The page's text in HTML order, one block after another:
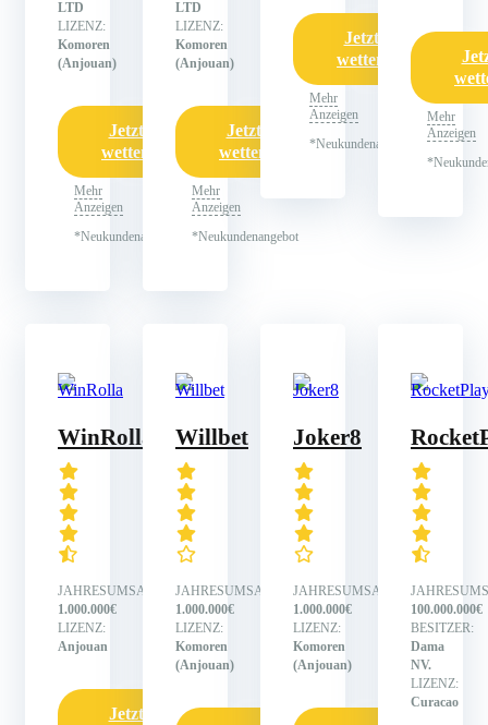
LTD
LIZENZ:
Komoren
(Anjouan)
Jetzt
wetten
Mehr
Anzeigen
*Neukundenangebot
LTD
LIZENZ:
Komoren
(Anjouan)
Jetzt
wetten
Mehr
Anzeigen
*Neukundenangebot
Jetzt
wetten
Mehr
Anzeigen
*Neukundenangebot
Mehr
Anzeigen
WinRolla
JAHRESUMSATZ:
1.000.000€
LIZENZ:
Anjouan
Jetzt
Willbet
JAHRESUMSATZ:
1.000.000€
LIZENZ:
Komoren
(Anjouan)
Joker8
JAHRESUMSATZ:
1.000.000€
LIZENZ:
Komoren
(Anjouan)
100.000.000€
BESITZER:
Dama
NV.
LIZENZ:
Curacao